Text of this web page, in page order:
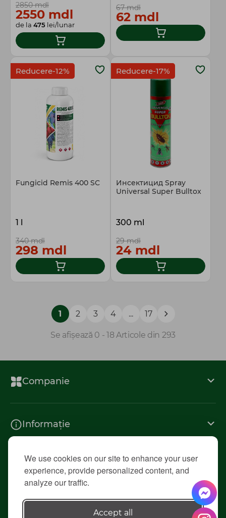
We use cookies on our site to enhance your user
experience, provide personalized content, and
analyze our traffic.
Accept all
2850 mdl
2550 mdl
de la 475 lei/lunar
67 mdl
62 mdl
Reducere-12%
Fungicid Remis 400 SC
1 l
340 mdl
298 mdl
Reducere-17%
Инсектицид Spray
Universal Super Bulltox
300 ml
29 mdl
24 mdl
1 2 3 4 ... 17
Se afișează 0 - 18 Articole din 293
Companie
Informație
Contacte
© 2026 «Diolsem»